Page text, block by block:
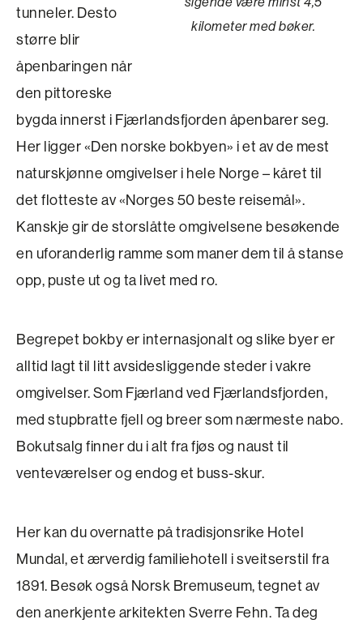
kilometer med bøker.
tunneler. Desto
større blir
åpenbaringen når
den pittoreske
bygda innerst i Fjærlandsfjorden åpenbarer seg.
Her ligger «Den norske bokbyen» i et av de mest
naturskjønne omgivelser i hele Norge – kåret til
det flotteste av «Norges 50 beste reisemål».
Kanskje gir de storslåtte omgivelsene besøkende
en uforanderlig ramme som maner dem til å stanse
opp, puste ut og ta livet med ro.
Begrepet bokby er internasjonalt og slike byer er
alltid lagt til litt avsidesliggende steder i vakre
omgivelser. Som Fjærland ved Fjærlandsfjorden,
med stupbratte fjell og breer som nærmeste nabo.
Bokutsalg finner du i alt fra fjøs og naust til
venteværelser og endog et buss-skur.
Her kan du overnatte på tradisjonsrike Hotel
Mundal, et ærverdig familiehotell i sveitserstil fra
1891. Besøk også Norsk Bremuseum, tegnet av
den anerkjente arkitekten Sverre Fehn. Ta deg